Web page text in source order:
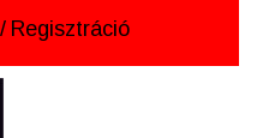
/ Regisztráció